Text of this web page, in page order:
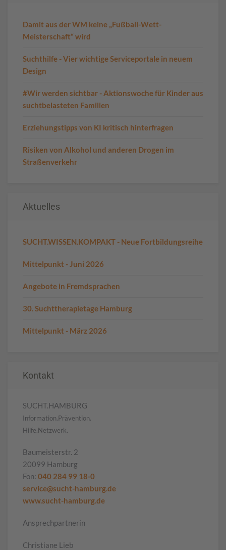
Damit aus der WM keine „Fußball-Wett-
Meisterschaft“ wird
Suchthilfe - Vier wichtige Serviceportale in neuem
Design
#Wir werden sichtbar - Aktionswoche für Kinder aus
suchtbelasteten Familien
Erziehungstipps von KI kritisch hinterfragen
Risiken von Alkohol und anderen Drogen im
Straßenverkehr
Aktuelles
SUCHT.WISSEN.KOMPAKT - Neue Fortbildungsreihe
Mittelpunkt - Juni 2026
Angebote in Fremdsprachen
30. Suchttherapietage Hamburg
Mittelpunkt - März 2026
Kontakt
SUCHT.HAMBURG
Information.Prävention.
Hilfe.Netzwerk.
Baumeisterstr. 2
20099 Hamburg
Fon: 040 284 99 18-0
service@sucht-hamburg.de
www.sucht-hamburg.de
Ansprechpartnerin
Christiane Lieb